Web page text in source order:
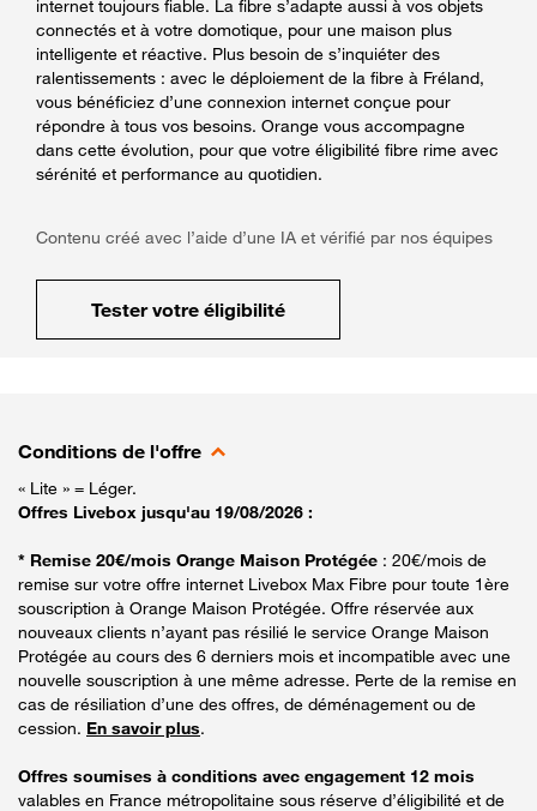
internet toujours fiable. La fibre s’adapte aussi à vos objets
connectés et à votre domotique, pour une maison plus
intelligente et réactive. Plus besoin de s’inquiéter des
ralentissements : avec le déploiement de la fibre à Fréland,
vous bénéficiez d’une connexion internet conçue pour
répondre à tous vos besoins. Orange vous accompagne
dans cette évolution, pour que votre éligibilité fibre rime avec
sérénité et performance au quotidien.
Contenu créé avec l’aide d’une IA et vérifié par nos équipes
Tester votre éligibilité
Conditions de l'offre
« Lite » = Léger.
Offres Livebox jusqu'au 19/08/2026 :
* Remise 20€/mois Orange Maison Protégée : 20€/mois de
remise sur votre offre internet Livebox Max Fibre pour toute 1ère
souscription à Orange Maison Protégée. Offre réservée aux
nouveaux clients n’ayant pas résilié le service Orange Maison
Protégée au cours des 6 derniers mois et incompatible avec une
nouvelle souscription à une même adresse. Perte de la remise en
cas de résiliation d’une des offres, de déménagement ou de
cession. En savoir plus.
Offres soumises à conditions avec engagement 12 mois
valables en France métropolitaine sous réserve d’éligibilité et de